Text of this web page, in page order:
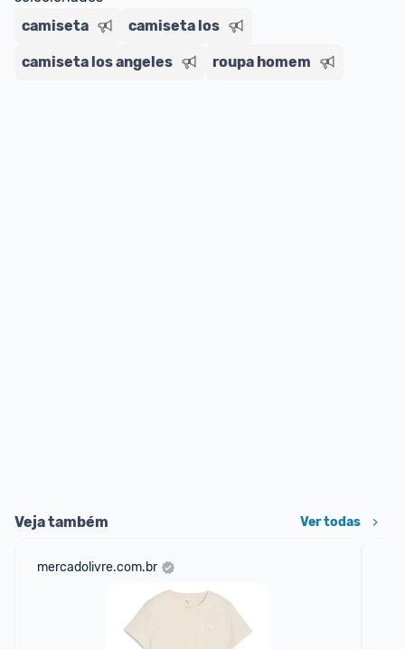
camiseta
camiseta los
camiseta los angeles roupa homem
Veja também Ver todas
mercadolivre.com.br